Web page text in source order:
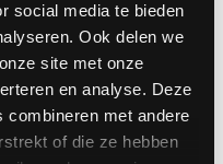
social media te bieden
Ook delen we
site met onze
en analyse. Deze
combineren met andere
of die ze hebben